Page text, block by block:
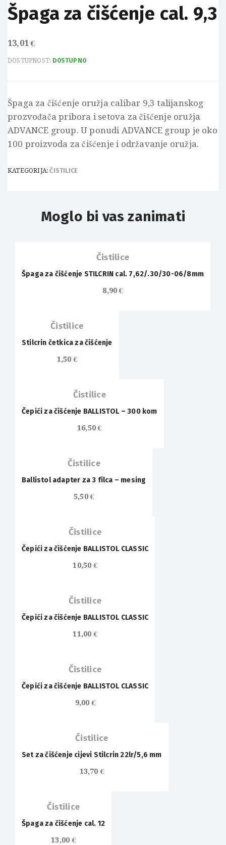
Špaga za čišćenje cal. 9,3
13,01€
DOSTUPNOST: DOSTUPNO
Špaga za čišćenje oružja calibar 9,3 talijanskog
prozvođača pribora i setova za čišćenje oružja
ADVANCE group. U ponudi ADVANCE group je oko
100 proizvoda za čišćenje i održavanje oružja.
KATEGORIJA:ČISTILICE
Moglo bi vas zanimati
OUT OF
Čistilice
Špaga za čišćenje STILCRIN cal. 7,62/.30/30-06/8mm
8,90€
Čistilice
Stilcrin četkica za čišćenje
1,50€
Čistilice
Čepići za čišćenje BALLISTOL – 300 kom
16,50€
Čistilice
Ballistol adapter za 3 filca – mesing
5,50€
Čistilice
Čepići za čišćenje BALLISTOL CLASSIC
10,50€
Čistilice
Čepići za čišćenje BALLISTOL CLASSIC
11,00€
Čistilice
Čepići za čišćenje BALLISTOL CLASSIC
9,00€
Čistilice
Set za čišćenje cijevi Stilcrin 22lr/5,6 mm
13,70€
Čistilice
Špaga za čišćenje cal. 12
13,00€